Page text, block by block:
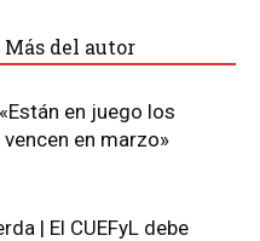
Más del autor
en juego los
en marzo»
| El CUEFyL debe